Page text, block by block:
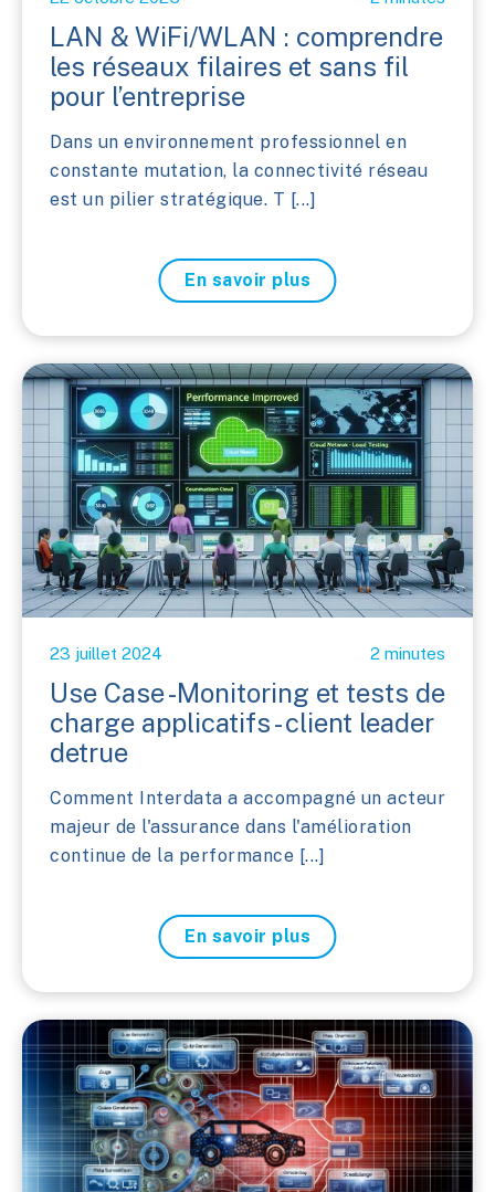
LAN & WiFi/WLAN : comprendre
les réseaux filaires et sans fil
pour l’entreprise
Dans un environnement professionnel en
constante mutation, la connectivité réseau
est un pilier stratégique. T [...]
En savoir plus
23 juillet 2024 2 minutes
Use Case -Monitoring et tests de
charge applicatifs - client leader
detrue
Comment Interdata a accompagné un acteur
majeur de l'assurance dans l'amélioration
continue de la performance [...]
En savoir plus